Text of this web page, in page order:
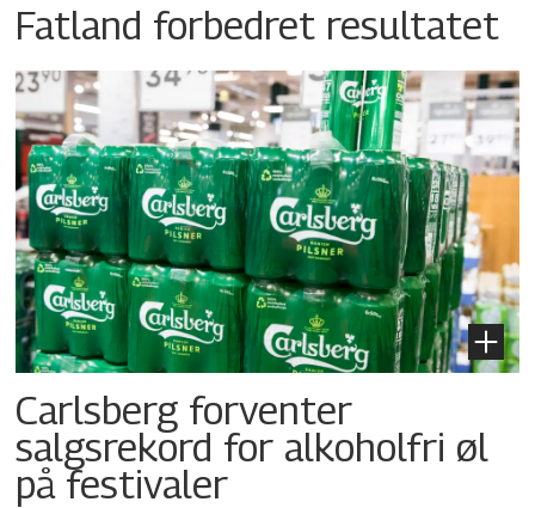
Fatland forbedret resultatet
Carlsberg forventer
salgsrekord for alkoholfri øl
på festivaler